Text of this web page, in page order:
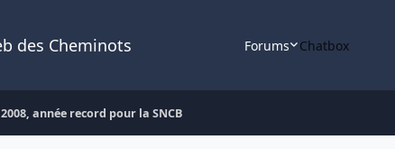
des Cheminots Forums Chatbox
2008, année record pour la SNCB